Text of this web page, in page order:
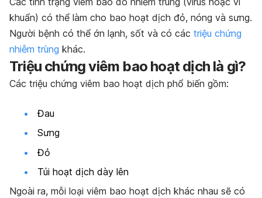
khuẩn) có thể làm cho bao hoạt dịch đỏ, nóng và sưng.
Người bệnh có thể ớn lạnh, sốt và có các triệu chứng
nhiễm trùng khác.
Triệu chứng viêm bao hoạt dịch là gì?
Các triệu chứng viêm bao hoạt dịch phổ biến gồm:
Đau
Sưng
Đỏ
Túi hoạt dịch dày lên
Ngoài ra, mỗi loại viêm bao hoạt dịch khác nhau sẽ có